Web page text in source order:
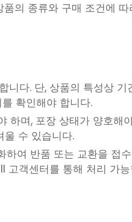
의 종류와 구매 조건에
니다. 단, 상품의 특성상 기
확인해야 합니다.
하며, 포장 상태가 양호해
수 있습니다.
여 반품 또는 교환을 접수
고객센터를 통해 처리 가